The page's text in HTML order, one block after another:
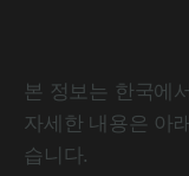
본 정보는 한국에
자세한 내용은 아
습니다.